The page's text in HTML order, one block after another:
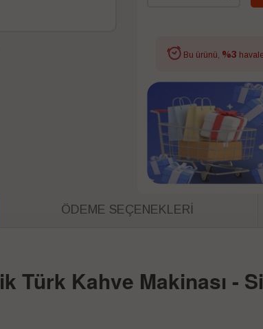
Bu ürünü, %3
ÖDEME SEÇENEKLERI
Türk Kahve Makinası -